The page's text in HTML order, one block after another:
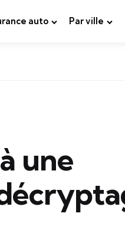
auto Par ville
une